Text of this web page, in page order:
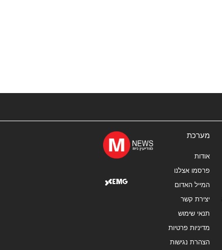
מערכת
אודות
פרסמו אצלנו
המייל האדום
יצירת קשר
תנאי שימוש
מדיניות פרטיות
הצהרת נגישות